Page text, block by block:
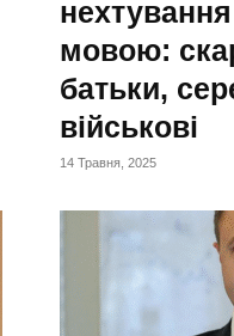
мовою:
батьки,
військові
14 Травня, 2025